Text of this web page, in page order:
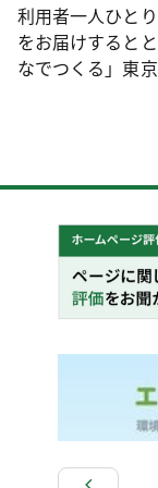
利用者一人ひと
をお届けすると
なでつくる」東